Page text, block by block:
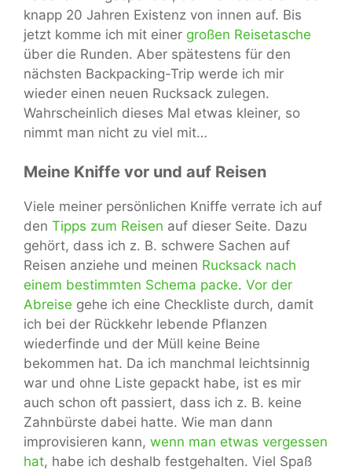
knapp 20 Jahren Existenz von innen auf. Bis
jetzt komme ich mit einer großen Reisetasche
über die Runden. Aber spätestens für den
nächsten Backpacking-Trip werde ich mir
wieder einen neuen Rucksack zulegen.
Wahrscheinlich dieses Mal etwas kleiner, so
nimmt man nicht zu viel mit…
Meine Kniffe vor und auf Reisen
Viele meiner persönlichen Kniffe verrate ich auf
den Tipps zum Reisen auf dieser Seite. Dazu
gehört, dass ich z. B. schwere Sachen auf
Reisen anziehe und meinen Rucksack nach
einem bestimmten Schema packe. Vor der
Abreise gehe ich eine Checkliste durch, damit
ich bei der Rückkehr lebende Pflanzen
wiederfinde und der Müll keine Beine
bekommen hat. Da ich manchmal leichtsinnig
war und ohne Liste gepackt habe, ist es mir
auch schon oft passiert, dass ich z. B. keine
Zahnbürste dabei hatte. Wie man dann
improvisieren kann, wenn man etwas vergessen
hat, habe ich deshalb festgehalten. Viel Spaß